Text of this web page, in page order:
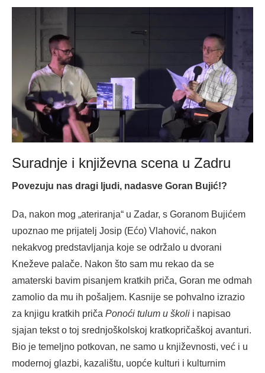
Suradnje i književna scena u Zadru
Povezuju nas dragi ljudi, nadasve Goran Bujić!?
Da, nakon mog „ateriranja“ u Zadar, s Goranom Bujićem
upoznao me prijatelj Josip (Ećo) Vlahović, nakon
nekakvog predstavljanja koje se održalo u dvorani
Kneževe palače. Nakon što sam mu rekao da se
amaterski bavim pisanjem kratkih priča, Goran me odmah
zamolio da mu ih pošaljem. Kasnije se pohvalno izrazio
za knjigu kratkih priča Ponoći tulum u školi i napisao
sjajan tekst o toj srednjoškolskoj kratkopričaškoj avanturi.
Bio je temeljno potkovan, ne samo u književnosti, već i u
modernoj glazbi, kazalištu, uopće kulturi i kulturnim